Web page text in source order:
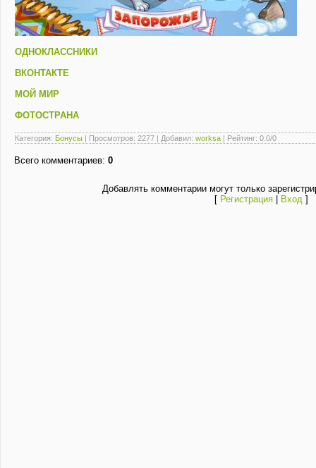
ОДНОКЛАССНИКИ
ВКОНТАКТЕ
МОЙ МИР
ФОТОСТРАНА
Категория: Бонусы | Просмотров: 2277 | Добавил: worksa | Рейтинг: 0.0/0
Всего комментариев: 0
Добавлять комментарии могут только
[ Регистрация| Вход]